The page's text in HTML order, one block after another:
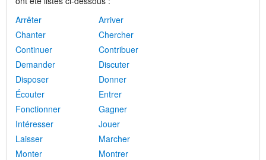
Arrêter
Arriver
Chanter
Chercher
Continuer
Contribuer
Demander
Discuter
Disposer
Donner
Écouter
Entrer
Fonctionner
Gagner
Intéresser
Jouer
Laisser
Marcher
Monter
Montrer